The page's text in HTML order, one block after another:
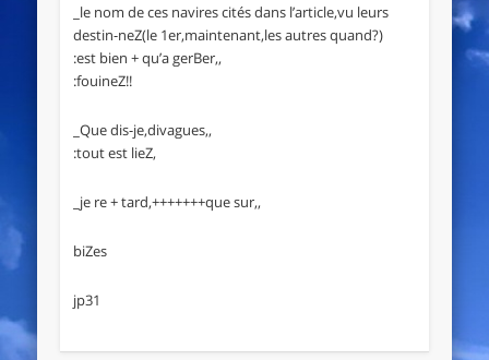
_le nom de ces navires cités dans l’article,vu leurs
destin-neZ(le 1er,maintenant,les autres quand?)
:est bien + qu’a gerBer,,
:fouineZ!!
_Que dis-je,divagues,,
:tout est lieZ,
_je re + tard,+++++++que sur,,
biZes
jp31